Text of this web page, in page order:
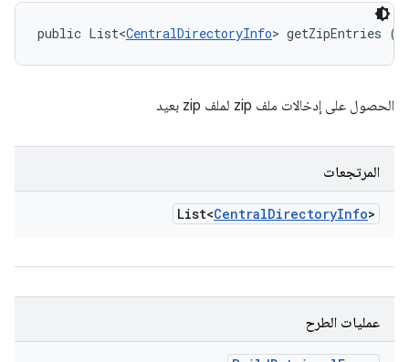
public List<CentralDirectoryInfo> getZipEntries ()
الحصول على إدخالات ملف zip لملف zip بعيد
المرتجعات
List<CentralDirectoryInfo>
عمليات الطرح